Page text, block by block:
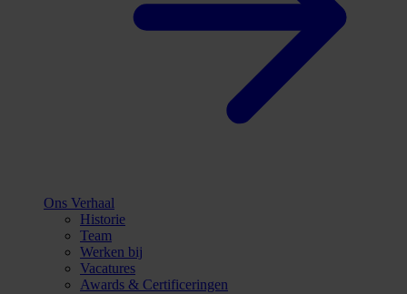
Ons Verhaal
Historie
Team
Werken bij
Vacatures
Awards & Certificeringen